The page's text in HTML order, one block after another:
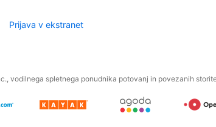
Prijava v ekstranet
vodilnega spletnega ponudnika potovanj in povezanih